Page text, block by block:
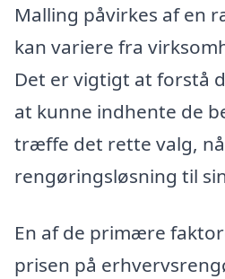
Malling påvirkes af en
kan variere fra
Det er vigtigt at forstå
at kunne indhente de
træffe det rette valg,
rengøringsløsning til
En af de primære
prisen på